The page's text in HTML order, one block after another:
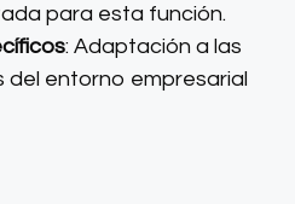
para esta función.
: Adaptación a las
del entorno empresarial